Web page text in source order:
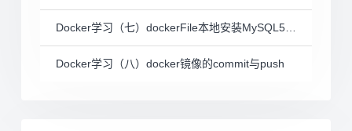
Docker学习（八）docker镜像的commit与push